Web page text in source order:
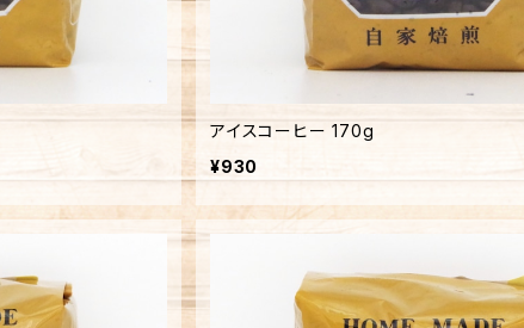
アイスコーヒー 170g
¥930